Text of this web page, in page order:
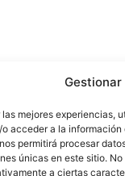
las mejores experiencias,
acceder a la
permitirá procesar
únicas en este sitio.
a ciertas